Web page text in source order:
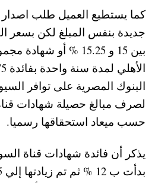
كما يستطيع العميل طلب اصدار
جديدة بنفس المبلغ لكن بسعر
بين 15 و 15.25 % أو
البنوك المصرية على توافر
لصرف مبالغ حصيلة شهادات
حسب ميعاد استحقاقها رسميا.
يذكر أن فائدة شهادات قناة